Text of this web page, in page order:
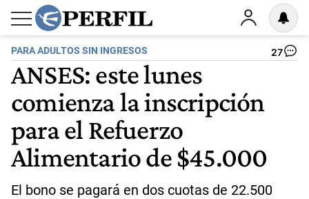
PARA ADULTOS SIN INGRESOS 27
ANSES: este lunes
comienza la inscripción
para el Refuerzo
Alimentario de $45.000
El bono se pagará en dos cuotas de 22.500